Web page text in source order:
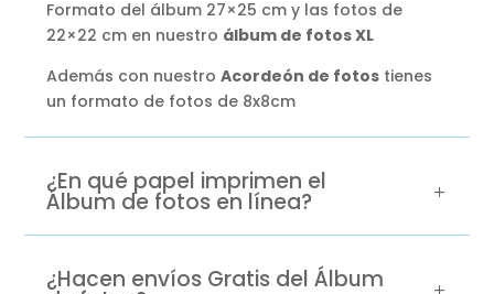
Formato del álbum 27×25 cm y las fotos de
22×22 cm en nuestro álbum de fotos XL
Además con nuestroAcordeón de fotos tienes
un formato de fotos de 8x8cm
¿En qué papel imprimen el
Álbum de fotos en línea?
¿Hacen envíos Gratis del Álbum